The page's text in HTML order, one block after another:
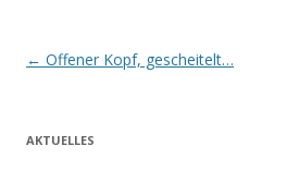
Beitrags-
← Offener Kopf, gescheitelt…
AKTUELLES